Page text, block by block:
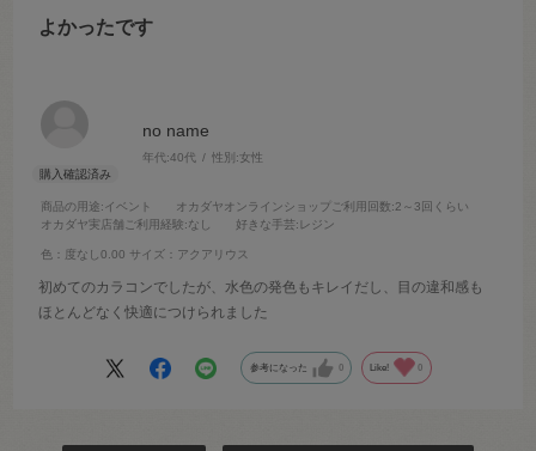
no name
年代:40代 性別:女性
商品の用途:イベント オカダヤオンラインショップご利用回数:2～3回くらい
オカダヤ実店舗ご利用経験:なし 好きな手芸:レジン
色：度なし0.00 サイズ：アクアリウス
よかったです
初めてのカラコンでしたが、水色の発色もキレイだし、目の違和感も
ほとんどなく快適につけられました
参考になった 0 Like! 0